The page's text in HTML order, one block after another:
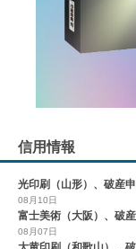
信用情報
光印刷（山形）、破産
08月10日
富士美術（大阪）、破
08月07日